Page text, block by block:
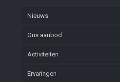
Nieuws
Ons aanbod
Activiteiten
Ervaringen